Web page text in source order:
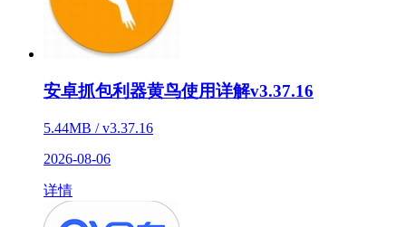
安卓抓包利器黄鸟使用详解v3.37.16
5.44MB / v3.37.16
2026-08-06
详情